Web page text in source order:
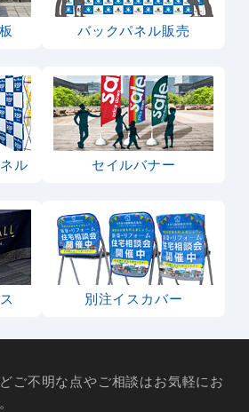
バックパネル販売
ル セイルバナー
別注イスカバー
ご不明な点やご相談はお気軽にお